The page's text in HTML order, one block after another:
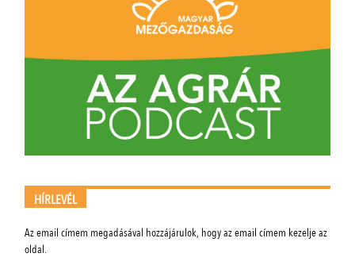
HÍRLEVÉL
Az email címem megadásával hozzájárulok, hogy az email címem kezelje az
oldal.